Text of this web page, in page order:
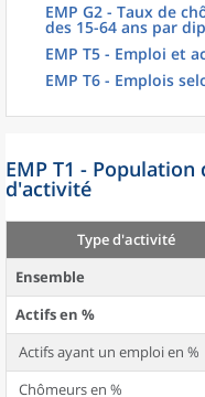
EMP G2 - Taux de
des 15-64 ans par
EMP T5 - Emploi et
EMP T6 - Emplois
EMP T1 -
d'activité
Type d'activité
Ensemble
Actifs en %
Actifs ayant un emploi en %
Chômeurs en %